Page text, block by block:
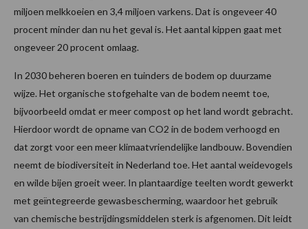
miljoen melkkoeien en 3,4 miljoen varkens. Dat is ongeveer 40
procent minder dan nu het geval is. Het aantal kippen gaat met
ongeveer 20 procent omlaag.
In 2030 beheren boeren en tuinders de bodem op duurzame
wijze. Het organische stofgehalte van de bodem neemt toe,
bijvoorbeeld omdat er meer compost op het land wordt gebracht.
Hierdoor wordt de opname van CO2 in de bodem verhoogd en
dat zorgt voor een meer klimaatvriendelijke landbouw. Bovendien
neemt de biodiversiteit in Nederland toe. Het aantal weidevogels
en wilde bijen groeit weer. In plantaardige teelten wordt gewerkt
met geïntegreerde gewasbescherming, waardoor het gebruik
van chemische bestrijdingsmiddelen sterk is afgenomen. Dit leidt